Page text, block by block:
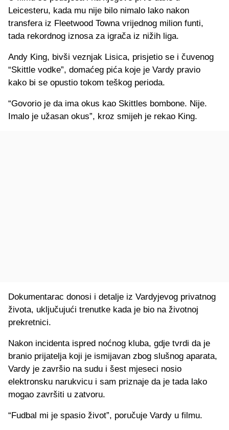
Leicesteru, kada mu nije bilo nimalo lako nakon
transfera iz Fleetwood Towna vrijednog milion funti,
tada rekordnog iznosa za igrača iz nižih liga.
Andy King, bivši veznjak Lisica, prisjetio se i čuvenog
“Skittle vodke”, domaćeg pića koje je Vardy pravio
kako bi se opustio tokom teškog perioda.
“Govorio je da ima okus kao Skittles bombone. Nije.
Imalo je užasan okus”, kroz smijeh je rekao King.
Dokumentarac donosi i detalje iz Vardyjevog privatnog
života, uključujući trenutke kada je bio na životnoj
prekretnici.
Nakon incidenta ispred noćnog kluba, gdje tvrdi da je
branio prijatelja koji je ismijavan zbog slušnog aparata,
Vardy je završio na sudu i šest mjeseci nosio
elektronsku narukvicu i sam priznaje da je tada lako
mogao završiti u zatvoru.
“Fudbal mi je spasio život”, poručuje Vardy u filmu.